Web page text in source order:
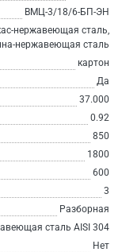
ВМЦ-3/18/6-БП-ЭН
нержавеющая сталь,
нержавеющая сталь
картон
Да
37.000
0.92
850
1800
600
3
Разборная
сталь AISI 304
Нет